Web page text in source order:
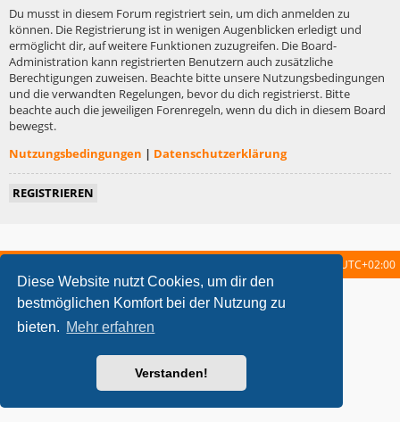
Diese Website nutzt Cookies, um dir den
bestmöglichen Komfort bei der Nutzung zu
bieten. Mehr erfahren
Verstanden!
Du musst in diesem Forum registriert sein, um dich anmelden zu
können. Die Registrierung ist in wenigen Augenblicken erledigt und
ermöglicht dir, auf weitere Funktionen zuzugreifen. Die Board-
Administration kann registrierten Benutzern auch zusätzliche
Berechtigungen zuweisen. Beachte bitte unsere Nutzungsbedingungen
und die verwandten Regelungen, bevor du dich registrierst. Bitte
beachte auch die jeweiligen Forenregeln, wenn du dich in diesem Board
bewegst.
Nutzungsbedingungen | Datenschutzerklärung
REGISTRIEREN
UTC+02:00
metrolike style by Eric Seguin Updated for phpBB3.2 by
Powered byphpBB ® Forum Software © phpBB Limited
Deutsche Übersetzung durch